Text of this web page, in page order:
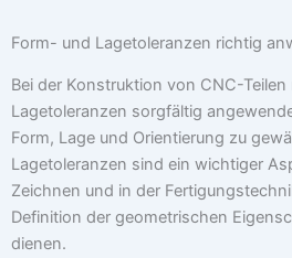
Form- und Lagetoleranzen richtig
Bei der Konstruktion von CNC-
Lagetoleranzen sorgfältig
Form, Lage und Orientierung zu
Lagetoleranzen sind ein wichtiger
Zeichnen und in der
Definition der geometrischen
dienen.